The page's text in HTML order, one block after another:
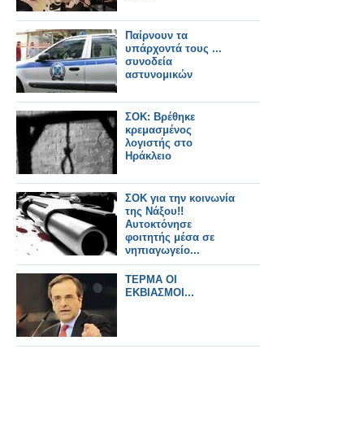
Παίρνουν τα
υπάρχοντά τους ...
συνοδεία
αστυνομικών
ΣΟΚ: Βρέθηκε
κρεμασμένος
λογιστής στο
Ηράκλειο
ΣΟΚ για την κοινωνία
της Νάξου!!
Αυτοκτόνησε
φοιτητής μέσα σε
νηπιαγωγείο...
ΤΕΡΜΑ ΟΙ
ΕΚΒΙΑΣΜΟΙ...